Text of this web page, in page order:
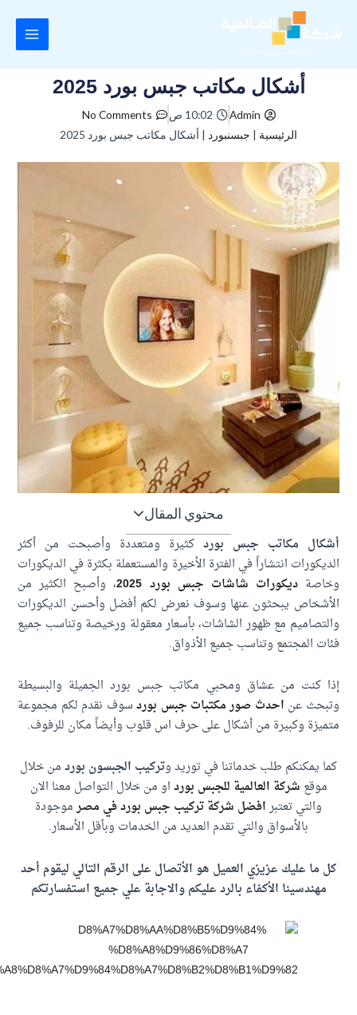
Main
Menu
أشكال مكاتب جبس بورد 2025
Admin 10:02 ص
No Comments
الرئيسية|جبسنبورد|أشكال مكاتب جبس بورد 2025
محتوي المقال
مكاتب جبس بورد كثيرة ومتعددة وأصبحت من أكثر
انتشاراً في الفترة الأخيرة والمستعملة بكثرة في الديكورات
ديكورات شاشات جبس بورد 2025
، وأصبح الكثير من
يبحثون عنها وسوف نعرض لكم أفضل وأحسن الديكورات
مع ظهور الشاشات، بأسعار معقولة ورخيصة وتناسب جميع
المجتمع وتناسب جميع الأذواق.
كنت من عشاق ومحبي مكاتب جبس بورد الجميلة والبسيطة
عناحدث صور مكتبات جبس بوردسوف نقدم لكم مجموعة
وكبيرة من أشكال على حرف اس قلوب وأيضاً مكان للرفوف.
يمكنكم طلب خدماتنا في توريد وتركيب الجبسون بوردمن خلال
شركة العالمية للجبس بورداو من خلال التواصل معنا الان
والتي تعتبرافضل شركة تركيب جبس بورد في مصرموجودة
بالأسواق والتي تقدم العديد من الخدمات وبأقل الأسعار.
ما عليك عزيزي العميل هو الأتصال على الرقم التالي ليقوم أحد
مهندسينا الأكفاء بالرد عليكم والاجابة علي جميع استفسارتكم